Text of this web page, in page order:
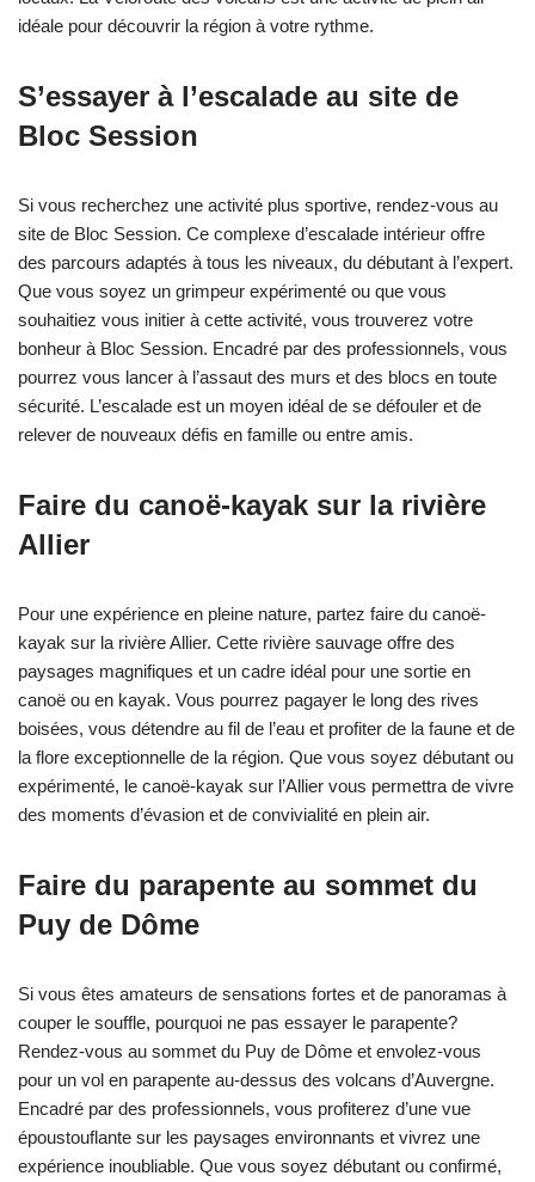
idéale pour découvrir la région à votre rythme.
S’essayer à l’escalade au site de
Bloc Session
Si vous recherchez une activité plus sportive, rendez-vous au
site de Bloc Session. Ce complexe d’escalade intérieur offre
des parcours adaptés à tous les niveaux, du débutant à l’expert.
Que vous soyez un grimpeur expérimenté ou que vous
souhaitiez vous initier à cette activité, vous trouverez votre
bonheur à Bloc Session. Encadré par des professionnels, vous
pourrez vous lancer à l’assaut des murs et des blocs en toute
sécurité. L’escalade est un moyen idéal de se défouler et de
relever de nouveaux défis en famille ou entre amis.
Faire du canoë-kayak sur la rivière
Allier
Pour une expérience en pleine nature, partez faire du canoë-
kayak sur la rivière Allier. Cette rivière sauvage offre des
paysages magnifiques et un cadre idéal pour une sortie en
canoë ou en kayak. Vous pourrez pagayer le long des rives
boisées, vous détendre au fil de l’eau et profiter de la faune et de
la flore exceptionnelle de la région. Que vous soyez débutant ou
expérimenté, le canoë-kayak sur l’Allier vous permettra de vivre
des moments d’évasion et de convivialité en plein air.
Faire du parapente au sommet du
Puy de Dôme
Si vous êtes amateurs de sensations fortes et de panoramas à
couper le souffle, pourquoi ne pas essayer le parapente?
Rendez-vous au sommet du Puy de Dôme et envolez-vous
pour un vol en parapente au-dessus des volcans d’Auvergne.
Encadré par des professionnels, vous profiterez d’une vue
époustouflante sur les paysages environnants et vivrez une
expérience inoubliable. Que vous soyez débutant ou confirmé,